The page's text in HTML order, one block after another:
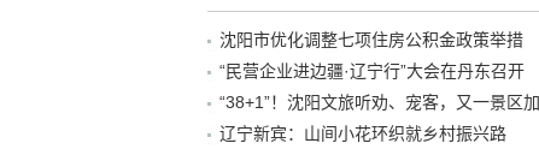
沈阳市优化调整七项住房公积金政策举措
“民营企业进边疆·辽宁行”大会在丹东召开
辽宁新宾：山间小花环织就乡村振兴路